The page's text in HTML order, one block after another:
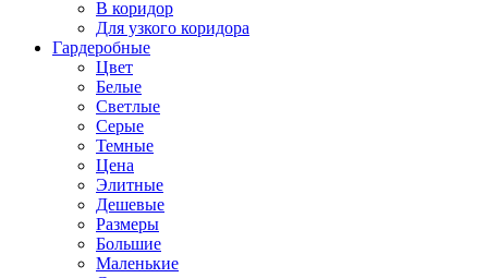
В коридор
Для узкого коридора
Гардеробные
Цвет
Белые
Светлые
Серые
Темные
Цена
Элитные
Дешевые
Размеры
Большие
Маленькие